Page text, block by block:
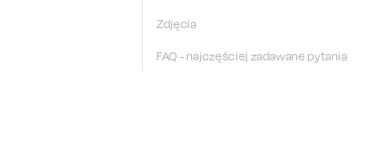
Zdjęcia
FAQ - najczęściej zadawane pytania